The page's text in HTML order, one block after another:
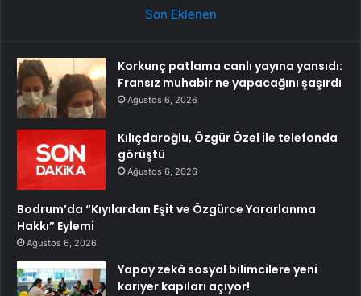
Son Eklenen
Korkunç patlama canlı yayına yansıdı:
Fransız muhabir ne yapacağını şaşırdı
Ağustos 6, 2026
Kılıçdaroğlu, Özgür Özel ile telefonda
görüştü
Ağustos 6, 2026
Bodrum’da “Kıyılardan Eşit ve Özgürce Yararlanma
Hakkı” Eylemi
Ağustos 6, 2026
Yapay zekâ sosyal bilimcilere yeni
kariyer kapıları açıyor!